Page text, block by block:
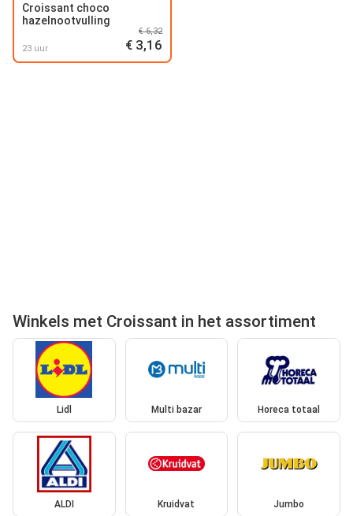
Croissant choco
hazelnootvulling
23 uur
€ 6,32
€ 3,16
Winkels met Croissant in het assortiment
Lidl Multi bazar Horeca totaal
ALDI Kruidvat Jumbo